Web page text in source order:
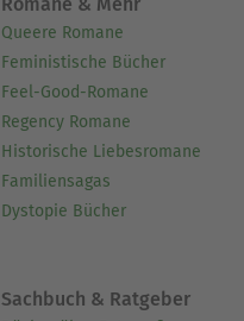
Romane & Mehr
Queere Romane
Feministische Bücher
Feel-Good-Romane
Regency Romane
Historische Liebesromane
Familiensagas
Dystopie Bücher
Sachbuch & Ratgeber